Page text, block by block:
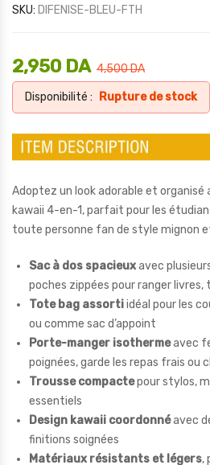
SKU: DIFENISE-BLEU-FTH
4,500DA
2,950 DA
Disponibilité : Rupture de stock
Adoptez un look adorable et organisé
kawaii 4-en-1, parfait pour les
toute personne fan de style mignon
Sac à dos spacieuxavec
poches zippées pour ranger
Tote bag assortiidéal pour les
ou comme sac d’appoint
Porte-manger isothermeavec
poignées, garde les repas frais ou
Trousse compactepour stylos,
essentiels
Design kawaii coordonnéavec
finitions soignées
Matériaux résistants et légers,